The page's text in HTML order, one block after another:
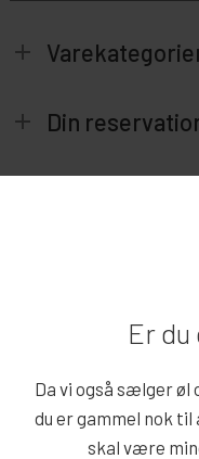
Er
Da vi også sælger øl
du er gammel nok til
skal være
Din
7860 Spøttrup
CVR: 30210883